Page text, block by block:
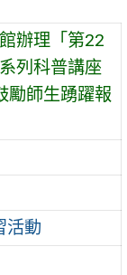
辦理「第22
列科普講座
勵師生踴躍報
活動